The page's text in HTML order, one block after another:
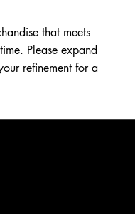
that meets
Please expand
refinement for a